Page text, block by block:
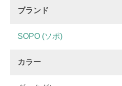
ブランド
SOPO (ソポ)
カラー